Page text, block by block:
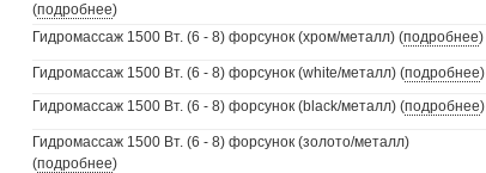
(подробнее)
Гидромассаж 1500 Вт. (6 - 8) форсунок (хром/металл) (подробнее)
Гидромассаж 1500 Вт. (6 - 8) форсунок (white/металл) (подробнее)
Гидромассаж 1500 Вт. (6 - 8) форсунок (black/металл) (подробнее)
Гидромассаж 1500 Вт. (6 - 8) форсунок (золото/металл)
(подробнее)